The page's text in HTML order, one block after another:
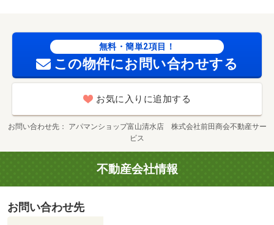
発行料 16500円/室内清掃費用 99000円
無料・簡単2項目！
この物件にお問い合わせする
お気に入りに追加する
お問い合わせ先
アパマンショップ富山清水店 株式会社前田商会不動産サー
ビス
不動産会社情報
お問い合わせ先